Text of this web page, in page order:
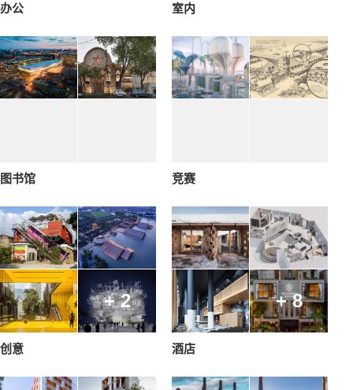
办公 室内
图书馆 竞赛
+ 2
创意
+ 8
酒店